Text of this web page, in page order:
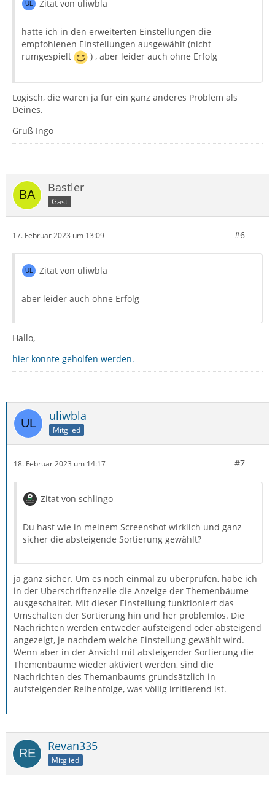
Gruß Ingo
Zitat von uliwbla
hatte ich in den erweiterten Einstellungen die
empfohlenen Einstellungen ausgewählt (nicht
rumgespielt
) , aber leider auch ohne Erfolg
Logisch, die waren ja für ein ganz anderes Problem als
Deines.
Gruß Ingo
Bastler
Gast
17. Februar 2023 um 13:09 #6
Zitat von uliwbla
aber leider auch ohne Erfolg
Hallo,
hier konnte geholfen werden.
uliwbla
Mitglied
18. Februar 2023 um 14:17 #7
Zitat von schlingo
Du hast wie in meinem Screenshot wirklich und ganz
sicher die absteigende Sortierung gewählt?
ja ganz sicher. Um es noch einmal zu überprüfen, habe ich
in der Überschriftenzeile die Anzeige der Themenbäume
ausgeschaltet. Mit dieser Einstellung funktioniert das
Umschalten der Sortierung hin und her problemlos. Die
Nachrichten werden entweder aufsteigend oder absteigend
angezeigt, je nachdem welche Einstellung gewählt wird.
Wenn aber in der Ansicht mit absteigender Sortierung die
Themenbäume wieder aktiviert werden, sind die
Nachrichten des Themanbaums grundsätzlich in
aufsteigender Reihenfolge, was völlig irritierend ist.
Revan335
Mitglied